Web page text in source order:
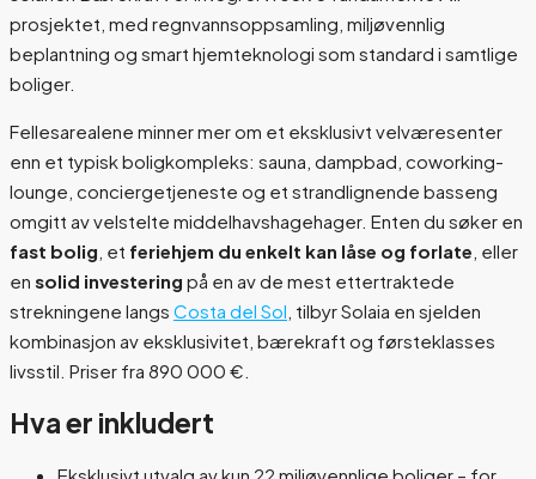
prosjektet, med regnvannsoppsamling, miljøvennlig
beplantning og smart hjemteknologi som standard i samtlige
boliger.
Fellesarealene minner mer om et eksklusivt velværesenter
enn et typisk boligkompleks: sauna, dampbad, coworking-
lounge, conciergetjeneste og et strandlignende basseng
omgitt av velstelte middelhavshagehager. Enten du søker en
fast bolig , et feriehjem du enkelt kan låse og forlate , eller
en solid investering på en av de mest ettertraktede
strekningene langs Costa del Sol , tilbyr Solaia en sjelden
kombinasjon av eksklusivitet, bærekraft og førsteklasses
livsstil. Priser fra 890 000 €.
Hva er inkludert